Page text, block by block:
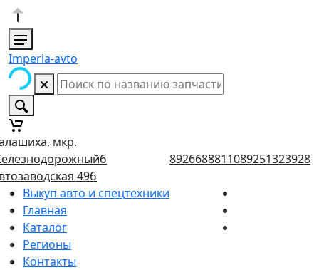
Imperia-avto
мкр.
49б
8926688811089251323928
Выкуп авто и спецтехники
Главная
Каталог
Регионы
Контакты